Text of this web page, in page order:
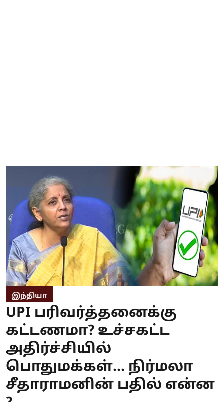
இந்தியா
UPI பரிவர்த்தனைக்கு
கட்டணமா? உச்சகட்ட
அதிர்ச்சியில்
பொதுமக்கள்... நிர்மலா
சீதாராமனின் பதில் என்ன